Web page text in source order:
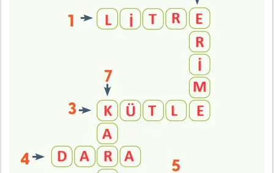
4. Sınıf Fen Bilimleri Ders Kitabı Sayfa 137 Cevapları
MEB Yayınları